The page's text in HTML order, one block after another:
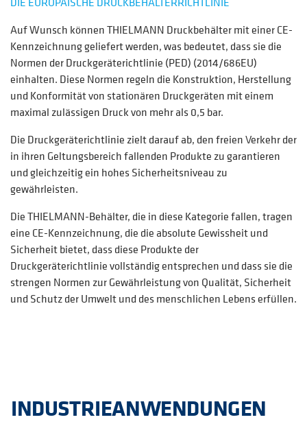
Auf Wunsch können THIELMANN Druckbehälter mit einer CE-
Kennzeichnung geliefert werden, was bedeutet, dass sie die
Normen der Druckgeräterichtlinie (PED) (2014/686EU)
einhalten. Diese Normen regeln die Konstruktion, Herstellung
und Konformität von stationären Druckgeräten mit einem
maximal zulässigen Druck von mehr als 0,5 bar.
Die Druckgeräterichtlinie zielt darauf ab, den freien Verkehr der
in ihren Geltungsbereich fallenden Produkte zu garantieren
und gleichzeitig ein hohes Sicherheitsniveau zu
gewährleisten.
Die THIELMANN-Behälter, die in diese Kategorie fallen, tragen
eine CE-Kennzeichnung, die die absolute Gewissheit und
Sicherheit bietet, dass diese Produkte der
Druckgeräterichtlinie vollständig entsprechen und dass sie die
strengen Normen zur Gewährleistung von Qualität, Sicherheit
und Schutz der Umwelt und des menschlichen Lebens erfüllen.
INDUSTRIEANWENDUNGEN